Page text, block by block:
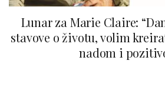
Lunar za Marie Claire:
stavove o životu, volim
nadom i